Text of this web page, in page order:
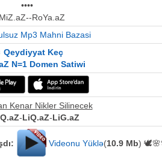
••••
RoYa.aZ
Mp3 Mahni Bazasi
Qeydiyyat Keç
N=1 Domen Satiwi
Kenar Nikler Silinecek
-LiQ.aZ-LiG.aZ
Videonu Yüklə(10.9 Mb)